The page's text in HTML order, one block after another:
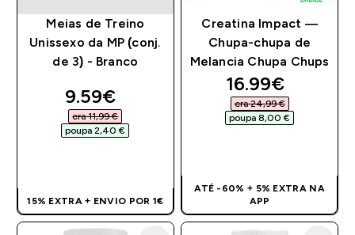
Meias de Treino
Unissexo da MP (conj.
de 3) - Branco
discounted price
9.59€‎
era 11,99 €‎
poupa 2,40 €‎
15% EXTRA + ENVIO POR 1€
Creatina Impact —
Chupa-chupa de
Melancia Chupa Chups
discounted
16.99€‎
era 24,99 €‎
poupa 8,00 €‎
ATÉ -60% + 5% EXTRA NA
APP